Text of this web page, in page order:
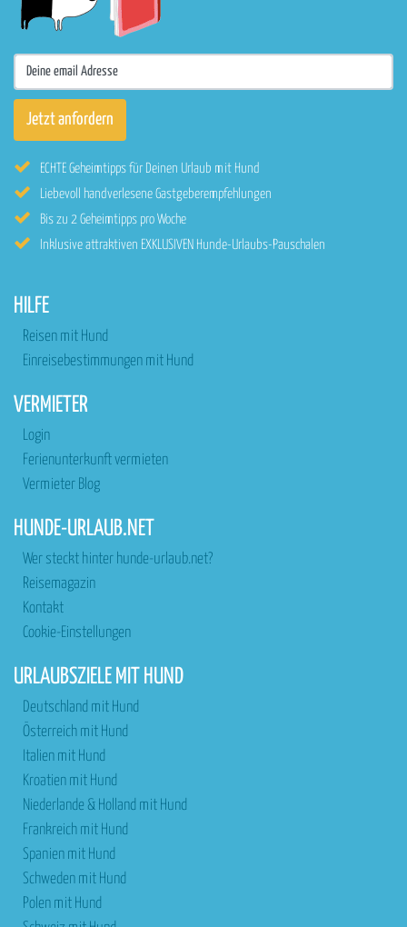
ECHTE Geheimtipps für Deinen Urlaub mit Hund
Liebevoll handverlesene Gastgeberempfehlungen
Bis zu 2 Geheimtipps pro Woche
Inklusive attraktiven EXKLUSIVEN Hunde-Urlaubs-Pauschalen
HILFE
Reisen mit Hund
Einreisebestimmungen mit Hund
VERMIETER
Login
Ferienunterkunft vermieten
Vermieter Blog
HUNDE-URLAUB.NET
Wer steckt hinter hunde-urlaub.net?
Reisemagazin
Kontakt
Cookie-Einstellungen
URLAUBSZIELE MIT HUND
Deutschland mit Hund
Österreich mit Hund
Italien mit Hund
Kroatien mit Hund
Niederlande & Holland mit Hund
Frankreich mit Hund
Spanien mit Hund
Schweden mit Hund
Polen mit Hund